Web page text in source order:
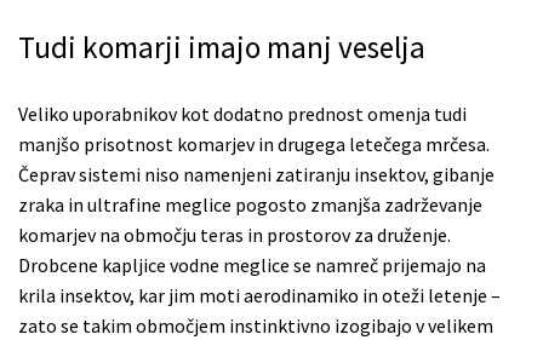
Tudi komarji imajo manj veselja
Veliko uporabnikov kot dodatno prednost omenja tudi
manjšo prisotnost komarjev in drugega letečega mrčesa.
Čeprav sistemi niso namenjeni zatiranju insektov, gibanje
zraka in ultrafine meglice pogosto zmanjša zadrževanje
komarjev na območju teras in prostorov za druženje.
Drobcene kapljice vodne meglice se namreč prijemajo na
krila insektov, kar jim moti aerodinamiko in oteži letenje –
zato se takim območjem instinktivno izogibajo v velikem